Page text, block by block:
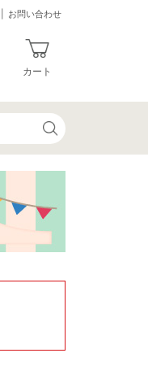
お問い合わせ
カート